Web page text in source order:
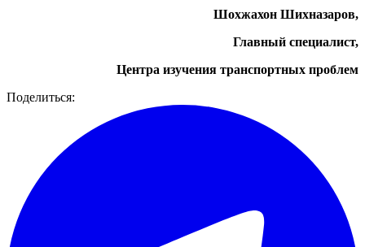
Шохжахон Шихназаров,
Главный специалист,
Центра изучения транспортных проблем
Поделиться: